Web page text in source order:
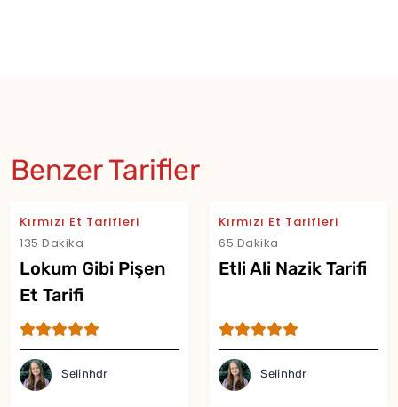
Benzer Tarifler
Kırmızı Et Tarifleri
135 Dakika
Lokum Gibi Pişen
Et Tarifi
Selinhdr
Kırmızı Et Tarifleri
65 Dakika
Etli Ali Nazik Tarifi
Selinhdr